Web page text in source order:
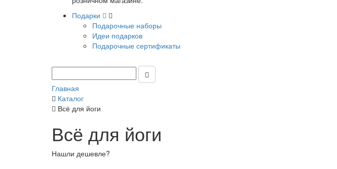
Подарки
Подарочные наборы
Идеи подарков
Подарочные сертификаты
Главная
Каталог
Всё для йоги
Всё для йоги
Нашли дешевле?